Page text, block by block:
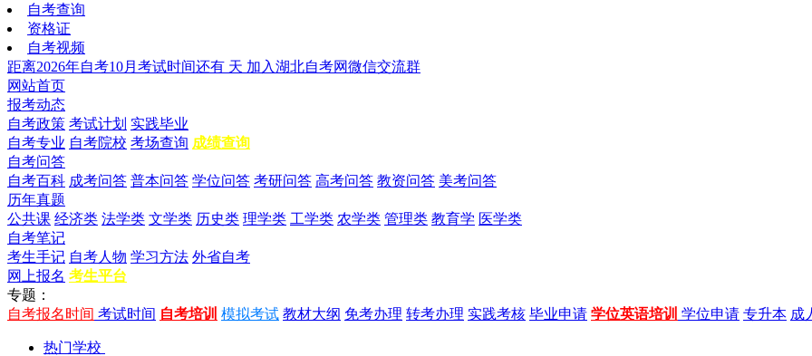
自考查询
资格证
自考视频
距离2026年自考10月考试时间还有 天 加入湖北自考网微信交流群
网站首页
报考动态
自考政策 考试计划 实践毕业
自考专业 自考院校 考场查询 成绩查询
自考问答
自考百科 成考问答 普本问答 学位问答 考研问答 高考问答 教资问答 美考问答
历年真题
公共课 经济类 法学类 文学类 历史类 理学类 工学类 农学类 管理类 教育学 医学类
自考笔记
考生手记 自考人物 学习方法 外省自考
网上报名 考生平台
专题：
自考报名时间 考试时间 自考培训 模拟考试 教材大纲 免考办理 转考办理 实践考核 毕业申请 学位英语培训 学位申请 专升本 成
热门学校